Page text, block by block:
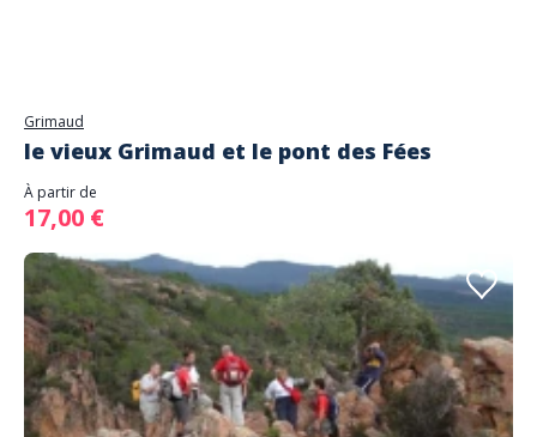
Grimaud
le vieux Grimaud et le pont des Fées
À partir de
17,00 €